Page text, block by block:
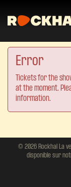
Error
Tickets for the
at the moment.
information.
© 2026 Rockhal La
disponible sur